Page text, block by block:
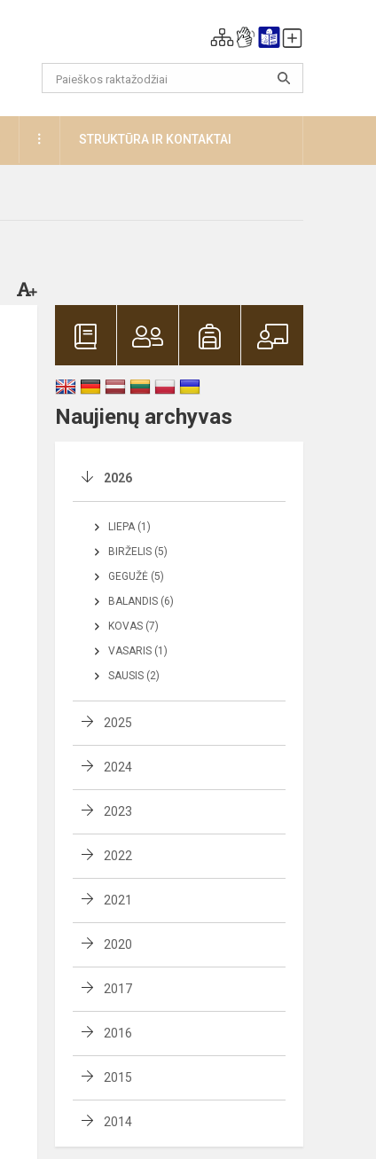
DAUGIAUSTRUKTŪRA IR KONTAKTAI
Naujienų archyvas
2026
LIEPA (1)
BIRŽELIS (5)
GEGUŽĖ (5)
BALANDIS (6)
KOVAS (7)
VASARIS (1)
SAUSIS (2)
2025
2024
2023
2022
2021
2020
2017
2016
2015
2014